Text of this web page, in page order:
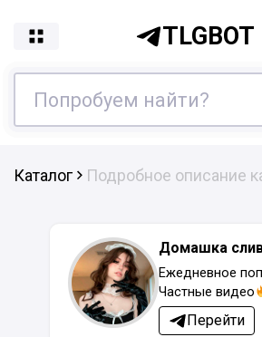
TLGBOT
Каталог Подробное описание
Домашка
Ежедневное
Частные видео
Перейти